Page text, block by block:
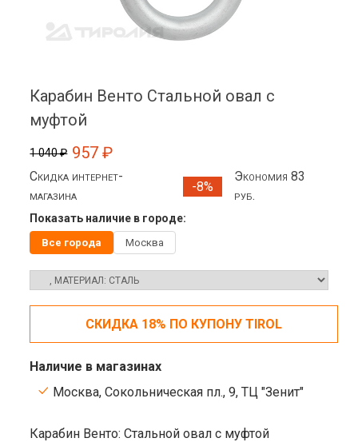
Карабин Венто Стальной овал с
муфтой
1 040 ₽ 957 ₽
Скидка интернет-
магазина
-8%
Экономия 83
руб.
Показать наличие в городе:
Все города Москва
СКИДКА 18% ПО КУПОНУ TIROL
Наличие в магазинах
Москва, Сокольническая пл., 9, ТЦ "Зенит"
Карабин Венто: Стальной овал с муфтой